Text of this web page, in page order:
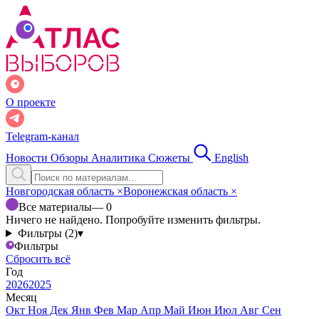
О проекте
Telegram-канал
Новости Обзоры Аналитика Сюжеты English
Новгородская область ×Воронежская область ×
Все материалы— 0
Ничего не найдено. Попробуйте изменить фильтры.
Фильтры (2)▾
Фильтры
Сбросить всё
Год
20262025
Месяц
Окт Ноя Дек Янв Фев Мар Апр Май Июн Июл Авг Сен